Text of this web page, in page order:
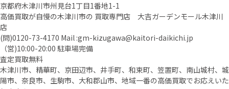
京都府木津川市州見台1丁目1番地1-1
高価買取が自慢の木津川市の 買取専門店 大吉ガーデンモール木津川
店
(問)0120-73-4170 Mail :gm-kizugawa@kaitori-daikichi.jp
（営)10:00-20:00 駐車場完備
査定買取無料
木津川市、精華町、京田辺市、井手町、和束町、笠置町、南山城村、城
陽市、奈良市、生駒市、大和郡山市、地域一番の高価買取でお応えいた